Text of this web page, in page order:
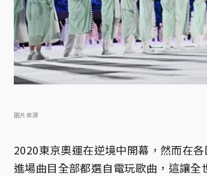
圖片來源
2020東京奧運在逆境中開幕，然而在
進場曲目全部都選自電玩歌曲，這讓